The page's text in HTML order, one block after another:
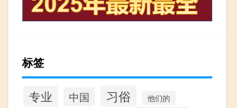
标签
专业 中国 习俗 他们的